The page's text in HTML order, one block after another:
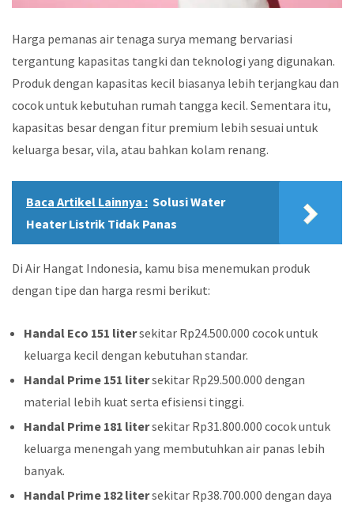
Harga pemanas air tenaga surya memang bervariasi
tergantung kapasitas tangki dan teknologi yang digunakan.
Produk dengan kapasitas kecil biasanya lebih terjangkau dan
cocok untuk kebutuhan rumah tangga kecil. Sementara itu,
kapasitas besar dengan fitur premium lebih sesuai untuk
keluarga besar, vila, atau bahkan kolam renang.
Baca Artikel Lainnya : Solusi Water
Heater Listrik Tidak Panas
Di Air Hangat Indonesia, kamu bisa menemukan produk
dengan tipe dan harga resmi berikut:
Handal Eco 151 litersekitar Rp24.500.000 cocok untuk
keluarga kecil dengan kebutuhan standar.
Handal Prime 151 litersekitar Rp29.500.000 dengan
material lebih kuat serta efisiensi tinggi.
Handal Prime 181 litersekitar Rp31.800.000 cocok untuk
keluarga menengah yang membutuhkan air panas lebih
banyak.
Handal Prime 182 litersekitar Rp38.700.000 dengan daya